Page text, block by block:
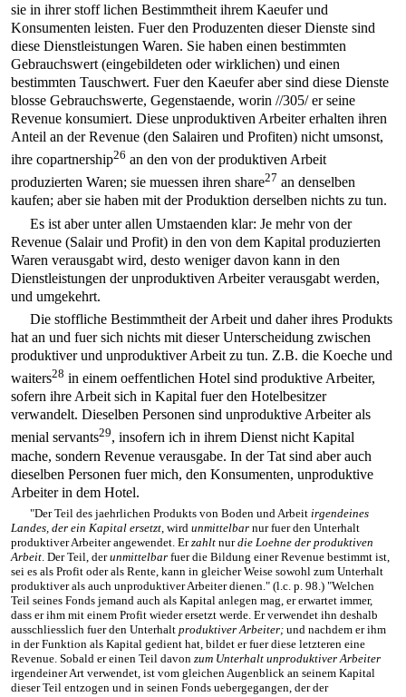
sie in ihrer stoff lichen Bestimmtheit ihrem Kaeufer und
Konsumenten leisten. Fuer den Produzenten dieser Dienste sind
diese Dienstleistungen Waren. Sie haben einen bestimmten
Gebrauchswert (eingebildeten oder wirklichen) und einen
bestimmten Tauschwert. Fuer den Kaeufer aber sind diese Dienste
blosse Gebrauchswerte, Gegenstaende, worin//305/er seine
Revenue konsumiert. Diese unproduktiven Arbeiter erhalten ihren
Anteil an der Revenue (den Salairen und Profiten) nicht umsonst,
ihre copartnership26 an den von der produktiven Arbeit
produzierten Waren; sie muessen ihren share27 an denselben
kaufen; aber sie haben mit der Produktion derselben nichts zu tun.
Es ist aber unter allen Umstaenden klar: Je mehr von der
Revenue (Salair und Profit) in den von dem Kapital produzierten
Waren verausgabt wird, desto weniger davon kann in den
Dienstleistungen der unproduktiven Arbeiter verausgabt werden,
und umgekehrt.
Die stoffliche Bestimmtheit der Arbeit und daher ihres Produkts
hat an und fuer sich nichts mit dieser Unterscheidung zwischen
produktiver und unproduktiver Arbeit zu tun. Z.B. die Koeche und
waiters28 in einem oeffentlichen Hotel sind produktive Arbeiter,
sofern ihre Arbeit sich in Kapital fuer den Hotelbesitzer
verwandelt. Dieselben Personen sind unproduktive Arbeiter als
menial servants29, insofern ich in ihrem Dienst nicht Kapital
mache, sondern Revenue verausgabe. In der Tat sind aber auch
dieselben Personen fuer mich, den Konsumenten, unproduktive
Arbeiter in dem Hotel.
"Der Teil des jaehrlichen Produkts von Boden und Arbeitirgendeines
Landes, der ein Kapital ersetzt, wirdunmittelbar nur fuer den Unterhalt
produktiver Arbeiter angewendet. Erzahlt nurdie Loehne der produktiven
Arbeit. Der Teil, derunmittelbar fuer die Bildung einer Revenue bestimmt ist,
sei es als Profit oder als Rente, kann in gleicher Weise sowohl zum Unterhalt
produktiver als auch unproduktiver Arbeiter dienen." (l.c. p. 98.) "Welchen
Teil seines Fonds jemand auch als Kapital anlegen mag, er erwartet immer,
dass er ihm mit einem Profit wieder ersetzt werde. Er verwendet ihn deshalb
ausschliesslich fuer den Unterhaltproduktiver Arbeiter; und nachdem er ihm
in der Funktion als Kapital gedient hat, bildet er fuer diese letzteren eine
Revenue. Sobald er einen Teil davonzum Unterhalt unproduktiver Arbeiter
irgendeiner Art verwendet, ist vom gleichen Augenblick an seinem Kapital
dieser Teil entzogen und in seinen Fonds uebergegangen, der der